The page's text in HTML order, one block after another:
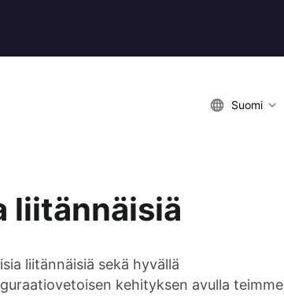
Suomi
liitännäisiä
liitännäisiä sekä hyvällä
kehityksen avulla teimme